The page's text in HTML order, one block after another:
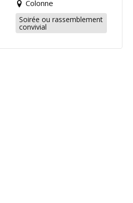
Colonne
Soirée ou rassemblement
convivial